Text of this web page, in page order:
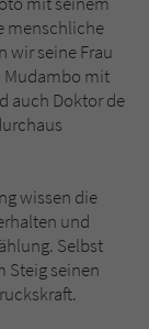
menschliche
wir seine Frau
Mudambo mit
auch Doktor de
wissen die
und
Selbst
Steig seinen